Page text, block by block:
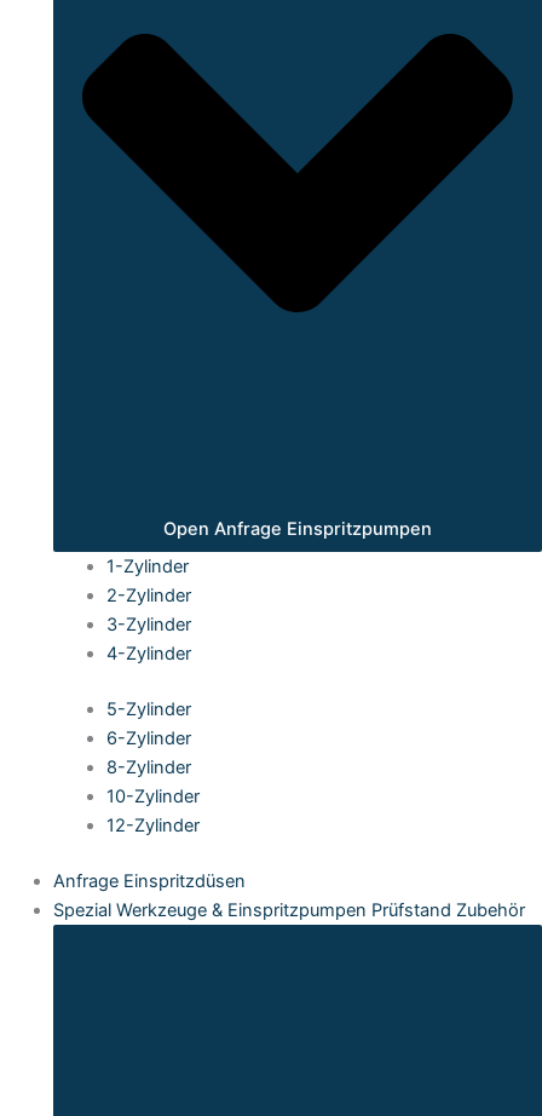
Open Anfrage Einspritzpumpen
1-Zylinder
2-Zylinder
3-Zylinder
4-Zylinder
5-Zylinder
6-Zylinder
8-Zylinder
10-Zylinder
12-Zylinder
Anfrage Einspritzdüsen
Spezial Werkzeuge & Einspritzpumpen Prüfstand Zubehör